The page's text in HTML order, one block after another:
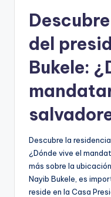
del
Bukele:
Descubre la
¿Dónde vive el
más sobre la
Nayib Bukele, es
reside en la Casa